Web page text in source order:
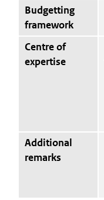
Budgetting
framework
Centre of
expertise
Additional
remarks